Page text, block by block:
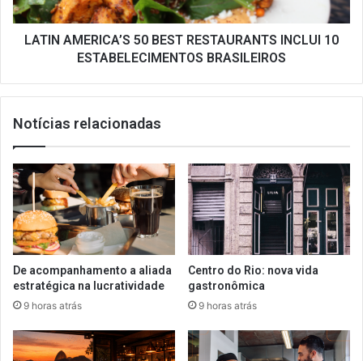
ESTABELECIMENTOS
BRASILEIROS
LATIN AMERICA’S 50 BEST RESTAURANTS INCLUI 10
ESTABELECIMENTOS BRASILEIROS
Notícias relacionadas
De acompanhamento a aliada
estratégica na lucratividade
9 horas atrás
Centro do Rio: nova vida
gastronômica
9 horas atrás